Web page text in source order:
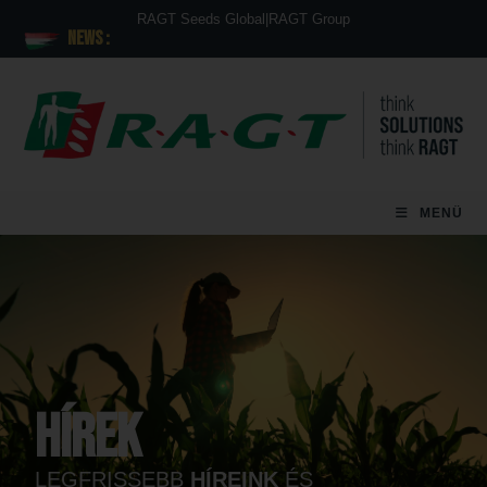
News :
RAGT Seeds Global RAGT Group
MENÜ
Hírek
LEGFRISSEBB HÍREINK ÉS